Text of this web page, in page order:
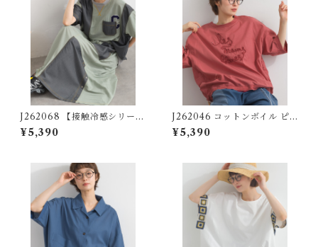
J262068 【接触冷感シリー
ズ】 配色異素材切替ロングス
カート / Cool-Touch Contr
¥5,390
J262046 コットンボイル ピ
グメント加工 コクーンTブラ
ウス / Pigment-Dyed Cotto
¥5,390